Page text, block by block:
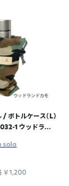
ボトルケース（L）
1 ウッドラン
sola
￥1,200